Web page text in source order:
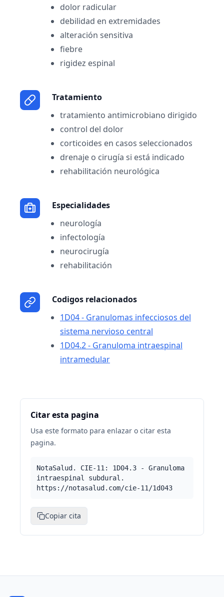
dolor radicular
debilidad en extremidades
alteración sensitiva
fiebre
rigidez espinal
Tratamiento
tratamiento antimicrobiano dirigido
control del dolor
corticoides en casos seleccionados
drenaje o cirugía si está indicado
rehabilitación neurológica
Especialidades
neurología
infectología
neurocirugía
rehabilitación
Codigos relacionados
1D04 - Granulomas infecciosos del
sistema nervioso central
1D04.2 - Granuloma intraespinal
intramedular
Citar esta pagina
Usa este formato para enlazar o citar esta
pagina.
NotaSalud. CIE-11: 1D04.3 - Granuloma
intraespinal subdural.
https://notasalud.com/cie-11/1d043
Copiar cita